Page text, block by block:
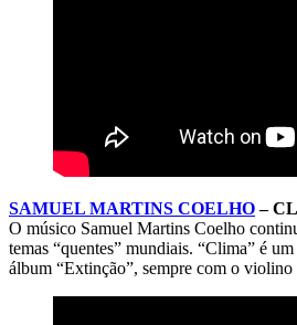
SAMUEL MARTINS COELHO–
O músico Samuel Martins Coelho
temas “quentes” mundiais. “Clima” é
álbum “Extinção”, sempre com o